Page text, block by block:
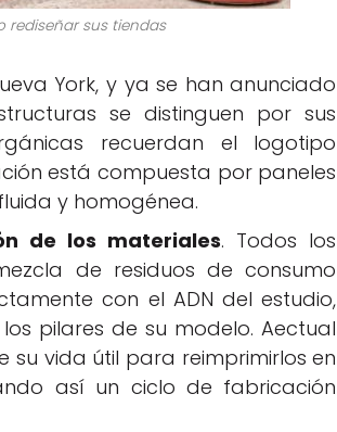
rediseñar sus tiendas
York, y ya se han anunciado
se distinguen por sus
recuerdan el logotipo
está compuesta por paneles
y homogénea.
de los materiales. Todos los
de residuos de consumo
con el ADN del estudio,
pilares de su modelo. Aectual
vida útil para reimprimirlos en
así un ciclo de fabricación